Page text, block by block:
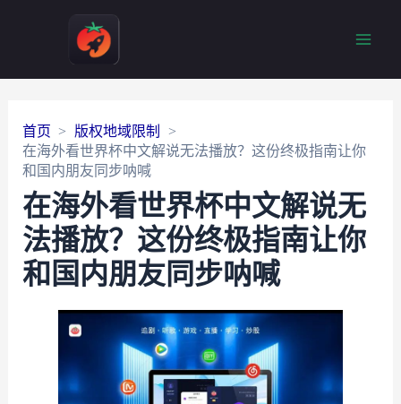
首页
版权地域限制
在海外看世界杯中文解说无法播放？这份终极指南让你
和国内朋友同步呐喊
在海外看世界杯中文解说无
法播放？这份终极指南让你
和国内朋友同步呐喊